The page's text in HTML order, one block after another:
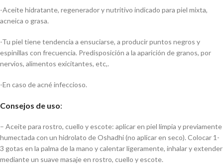
-Aceite hidratante, regenerador y nutritivo indicado para piel mixta,
acneica o grasa.
-Tu piel tiene tendencia a ensuciarse, a producir puntos negros y
espinillas con frecuencia. Predisposición a la aparición de granos, por
nervios, alimentos exicitantes, etc,.
-En caso de acné infeccioso.
Consejos de uso:
– Aceite para rostro, cuello y escote: aplicar en piel limpia y previamente
humectada con un hidrolato de Oshadhi (no aplicar en seco). Colocar 1-
3 gotas en la palma de la mano y calentar ligeramente, inhalar y extender
mediante un suave masaje en rostro, cuello y escote.